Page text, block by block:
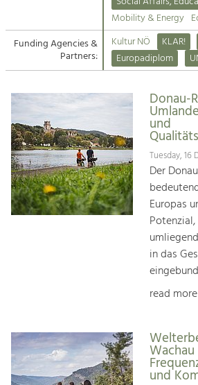
Suche
Impressum
Kontakt
Tourism
Offer Development and Positioning
Art & Culture
Crafts, Science and Research.
Social Affairs, Education
& Identity
Equality, Youth and Integration.
Climate Change, Public Transport and
Mobility & Energy
Funding Agencies &
Partners:
Kultur NÖ KLAR!
Europadiplom
Donau-
und
Tuesday, 16
Der
Europas
in das
read
und